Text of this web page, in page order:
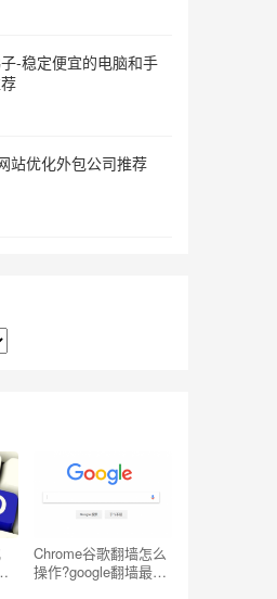
-稳定便宜的电脑和手
站优化外包公司推荐
Chrome谷歌翻墙怎么
操作?google翻墙最简